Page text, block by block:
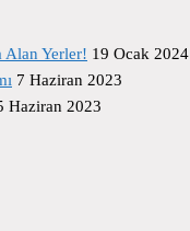
Alan Yerler! 19 Ocak 2024
7 Haziran 2023
Haziran 2023